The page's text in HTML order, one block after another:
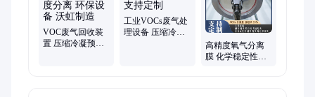
VOC废气回收装
置 压缩冷凝预处
工业VOCs废气处
理设备 压缩冷凝
高精度氧气分离
膜 化学稳定性强